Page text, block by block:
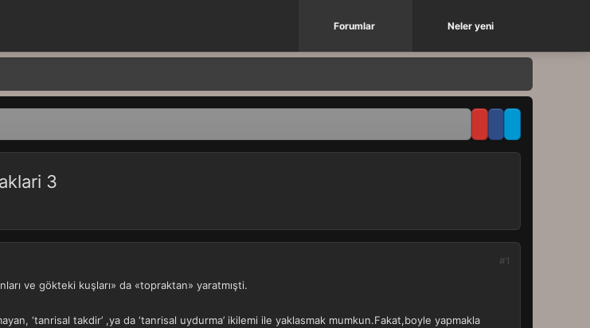
Forumlar Neler yeni
3
#1
ve gökteki kuşları» da «topraktan» yaratmışti.
‘tanrisal takdir’ ,ya da ‘tanrisal uydurma’ ikilemi ile yaklasmak mumkun.Fakat,boyle yapmakla